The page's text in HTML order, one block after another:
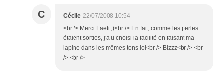
C Cécile 22/07/2008 10:54
<br /> Merci Laeti ;)<br /> En fait, comme les perles
étaient sorties, j'aiu choisi la facilité en faisant ma
lapine dans les mêmes tons lol<br /> Bizzz<br /> <br
/> <br />